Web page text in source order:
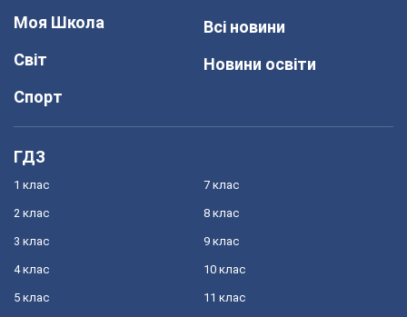
Моя Школа
Світ
Спорт
Всі новини
Новини освіти
ГДЗ
1 клас
2 клас
3 клас
4 клас
5 клас
7 клас
8 клас
9 клас
10 клас
11 клас